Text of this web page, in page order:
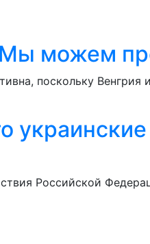
можем
поскольку
Российской